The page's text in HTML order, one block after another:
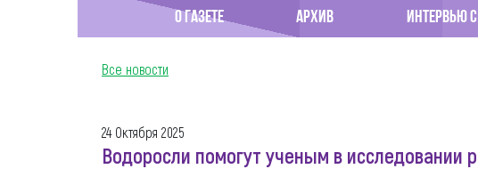
О ГАЗЕТЕ АРХИВ Интервью
Все новости
24 Октября 2025
Водоросли помогут ученым в исследовании